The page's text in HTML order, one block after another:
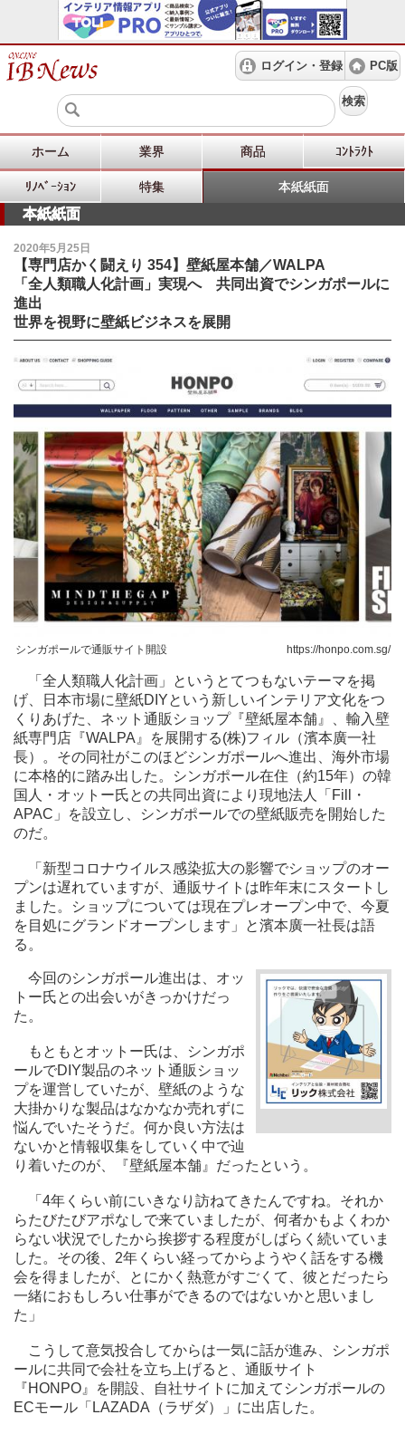
ログイン・登録 PC版
検索
ホーム 業界 商品 ｺﾝﾄﾗｸﾄ
ﾘﾉﾍﾞｰｼｮﾝ 特集 本紙紙面
本紙紙面
2020年5月25日
【専門店かく闘えり 354】壁紙屋本舗／WALPA
「全人類職人化計画」実現へ 共同出資でシンガポールに
進出
世界を視野に壁紙ビジネスを展開
シンガポールで通販サイト開設 https://honpo.com.sg/
「全人類職人化計画」というとてつもないテーマを掲
げ、日本市場に壁紙DIYという新しいインテリア文化をつ
くりあげた、ネット通販ショップ『壁紙屋本舗』、輸入壁
紙専門店『WALPA』を展開する(株)フィル（濱本廣一社
長）。その同社がこのほどシンガポールへ進出、海外市場
に本格的に踏み出した。シンガポール在住（約15年）の韓
国人・オットー氏との共同出資により現地法人「Fill・
APAC」を設立し、シンガポールでの壁紙販売を開始した
のだ。
「新型コロナウイルス感染拡大の影響でショップのオー
プンは遅れていますが、通販サイトは昨年末にスタートし
ました。ショップについては現在プレオープン中で、今夏
を目処にグランドオープンします」と濱本廣一社長は語
る。
今回のシンガポール進出は、オッ
トー氏との出会いがきっかけだっ
た。
もともとオットー氏は、シンガポ
ールでDIY製品のネット通販ショッ
プを運営していたが、壁紙のような
大掛かりな製品はなかなか売れずに
悩んでいたそうだ。何か良い方法は
ないかと情報収集をしていく中で辿
り着いたのが、『壁紙屋本舗』だったという。
「4年くらい前にいきなり訪ねてきたんですね。それか
らたびたびアポなしで来ていましたが、何者かもよくわか
らない状況でしたから挨拶する程度がしばらく続いていま
した。その後、2年くらい経ってからようやく話をする機
会を得ましたが、とにかく熱意がすごくて、彼とだったら
一緒におもしろい仕事ができるのではないかと思いまし
た」
こうして意気投合してからは一気に話が進み、シンガポ
ールに共同で会社を立ち上げると、通販サイト
『HONPO』を開設、自社サイトに加えてシンガポールの
ECモール「LAZADA（ラザダ）」に出店した。